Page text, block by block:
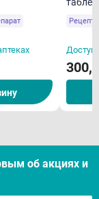
в
об акцияx и